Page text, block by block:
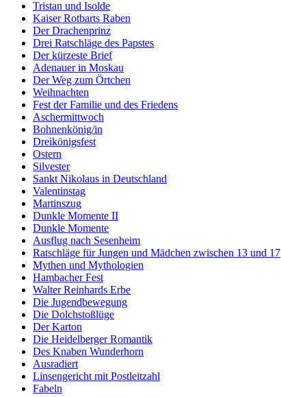
Tristan und Isolde
Kaiser Rotbarts Raben
Der Drachenprinz
Drei Ratschläge des Papstes
Der kürzeste Brief
Adenauer in Moskau
Der Weg zum Örtchen
Weihnachten
Fest der Familie und des Friedens
Aschermittwoch
Bohnenkönig/in
Dreikönigsfest
Ostern
Silvester
Sankt Nikolaus in Deutschland
Valentinstag
Martinszug
Dunkle Momente II
Dunkle Momente
Ausflug nach Sesenheim
Ratschläge für Jungen und Mädchen zwischen 13 und 17
Mythen und Mythologien
Hambacher Fest
Walter Reinhards Erbe
Die Jugendbewegung
Die Dolchstoßlüge
Der Karton
Die Heidelberger Romantik
Des Knaben Wunderhorn
Ausradiert
Linsengericht mit Postleitzahl
Fabeln